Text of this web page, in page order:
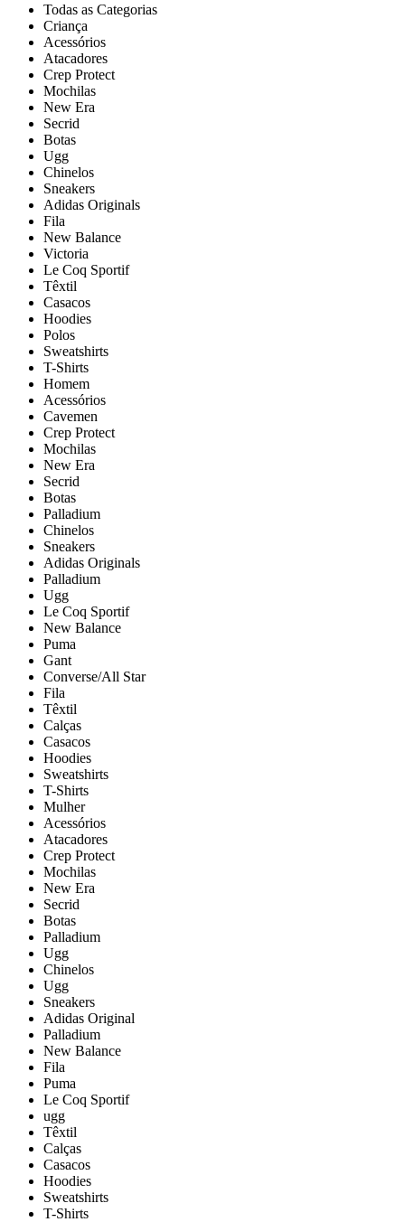
Todas as Categorias
Criança
Acessórios
Atacadores
Crep Protect
Mochilas
New Era
Secrid
Botas
Ugg
Chinelos
Sneakers
Adidas Originals
Fila
New Balance
Victoria
Le Coq Sportif
Têxtil
Casacos
Hoodies
Polos
Sweatshirts
T-Shirts
Homem
Acessórios
Cavemen
Crep Protect
Mochilas
New Era
Secrid
Botas
Palladium
Chinelos
Sneakers
Adidas Originals
Palladium
Ugg
Le Coq Sportif
New Balance
Puma
Gant
Converse/All Star
Fila
Têxtil
Calças
Casacos
Hoodies
Sweatshirts
T-Shirts
Mulher
Acessórios
Atacadores
Crep Protect
Mochilas
New Era
Secrid
Botas
Palladium
Ugg
Chinelos
Ugg
Sneakers
Adidas Original
Palladium
New Balance
Fila
Puma
Le Coq Sportif
ugg
Têxtil
Calças
Casacos
Hoodies
Sweatshirts
T-Shirts